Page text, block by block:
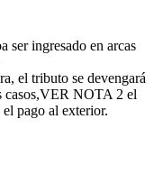
ser ingresado en arcas
el tributo se devengará
casos,VER NOTA 2 el
el pago al exterior.